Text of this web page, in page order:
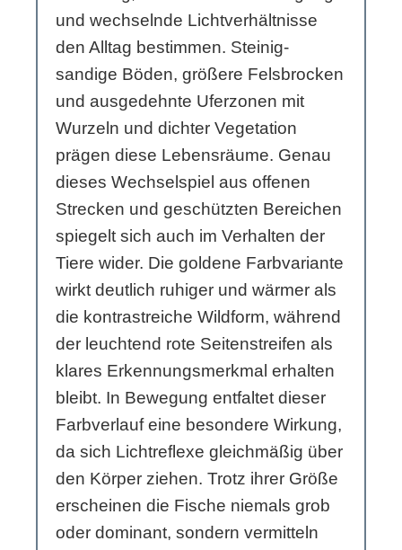
und wechselnde Lichtverhältnisse
den Alltag bestimmen. Steinig-
sandige Böden, größere Felsbrocken
und ausgedehnte Uferzonen mit
Wurzeln und dichter Vegetation
prägen diese Lebensräume. Genau
dieses Wechselspiel aus offenen
Strecken und geschützten Bereichen
spiegelt sich auch im Verhalten der
Tiere wider. Die goldene Farbvariante
wirkt deutlich ruhiger und wärmer als
die kontrastreiche Wildform, während
der leuchtend rote Seitenstreifen als
klares Erkennungsmerkmal erhalten
bleibt. In Bewegung entfaltet dieser
Farbverlauf eine besondere Wirkung,
da sich Lichtreflexe gleichmäßig über
den Körper ziehen. Trotz ihrer Größe
erscheinen die Fische niemals grob
oder dominant, sondern vermitteln